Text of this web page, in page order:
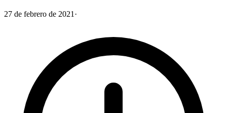
27 de febrero de 2021 ·